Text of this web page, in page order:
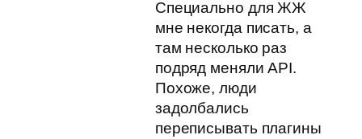
Специально для ЖЖ
мне некогда писать, а
там несколько раз
подряд меняли API.
Похоже, люди
задолбались
переписывать плагины